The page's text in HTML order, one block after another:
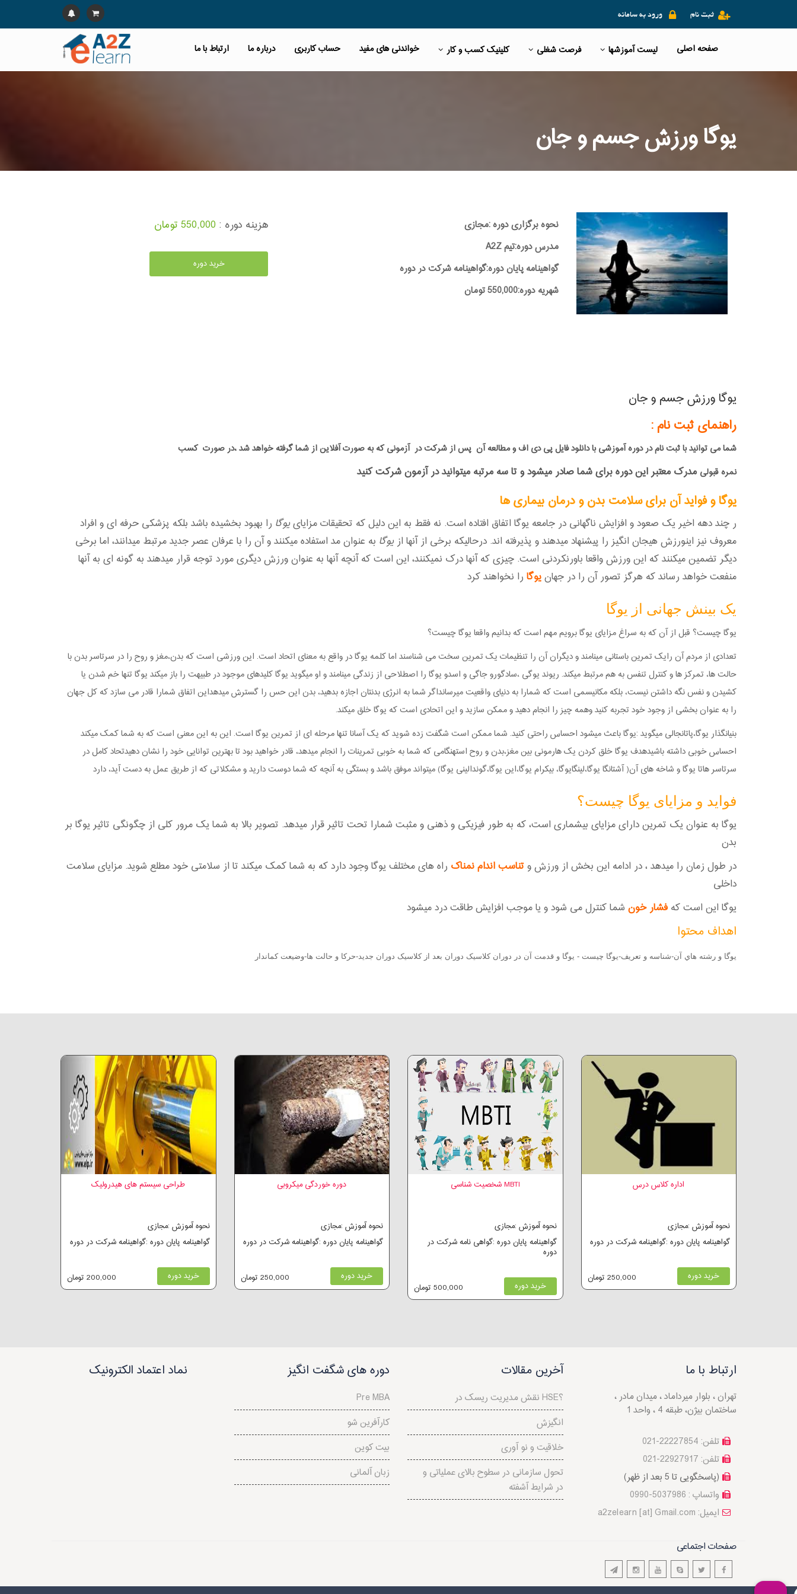
ورود به سامانه ثبت نام
صفحه اصلی لیست آموزشها فرصت شغلی کلینیک کسب و کار خواندنی های مفید حساب کاربری درباره ما ارتباط با ما
یوگا ورزش جسم و جان
نحوه برگزاری دوره :مجازی
مدرس دوره:تیم A2Z
گواهینامه پایان دوره:گواهینامه شرکت در دوره
شهریه دوره:550,000 تومان
هزینه دوره : 550,000 تومان
خرید دوره
یوگا ورزش جسم و جان
راهنمای ثبت نام :
شما می توانید با ثبت نام در دوره آموزشی با دانلود فایل پی دی اف و مطالعه آن پس از شرکت در آزمونی که به صورت آفلاین از شما گرفته خواهد شد ،در صورت کسب
نمره قبولی مدرک معتبر این دوره برای شما صادر میشود و تا سه مرتبه میتوانید در آزمون شرکت کنید
یوگا و فواید آن برای سلامت بدن و درمان بیماری ها
ر چند دهه اخیر یک صعود و افزایش ناگهانی در جامعه یوگا اتفاق افتاده است. نه فقط به این دلیل که تحقیقات مزایاییوگا را بهبود بخشیده باشد بلکه پزشکی حرفه ای و افراد
معروف نیز اینورزش هیجان انگیز را پیشنهاد میدهند و پذیرفته اند. درحالیکه برخی از آنها از یوگا به عنوان مد استفاده میکنند و آن را با عرفان عصر جدید مرتبط میدانند، اما برخی
دیگر تضمین میکنند که این ورزش واقعا باورنکردنی است. چیزی که آنها درک نمیکنند، این است که آنچه آنها به عنوان ورزش دیگری مورد توجه قرار میدهند به گونه ای به آنها
منفعت خواهد رساند که هرگز تصور آن را در جهانیوگا را نخواهند کرد
یک بینش جهانی از یوگا
یوگا چیست؟ قبل از آن که به سراغ مزایای یوگا برویم مهم است که بدانیم واقعا یوگا چیست؟
تعدادی از مردم آن رایک تمرین باستانی مینامند و دیگران آن را تنظیمات یک تمرین سخت می شناسند اما کلمه یوگا در واقع به معنای اتحاد است. این ورزشی است که بدن،مغز و روح را در سرتاسر بدن با
حالت ها، تمرکز ها و کنترل تنفس به هم مرتبط میکند. ریوند یوگی ،سادگورو جاگی و اسدو یوگا را اصطلاحی از زندگی مینامند و او میگوید یوگا کلیدهای موجود در طبیهت را باز میکند یوگا تنها خم شدن یا
کشیدن و نفس نگه داشتن نیست، بلکه مکانیسمی است که شمارا به دنیای واقعیت میرسانداگر شما به انرژی بدنتان اجازه بدهید، بدن این حس را گسترش میدهداین اتفاق شمارا قادر می سازد که کل جهان
را به عنوان بخشی از وجود خود تجربه کنید وهمه چیز را انجام دهید و ممکن سازید و این اتحادی است که یوگا خلق میکند.
بنیانگذار یوگا،پاتانجالی میگوید :یوگا باعث میشود احساس راحتی کنید. شما ممکن است شگفت زده شوید که یک آسانا تنها مرحله ای از تمرین یوگا است. این به این معنی است که به شما کمک میکند
احساس خوبی داشته باشیدهدف یوگا خلق کردن یک هارمونی بین مغز،بدن و روح استهنگامی که شما به خوبی تمرینات را انجام میدهد، قادر خواهید بود تا بهترین توانایی خود را نشان دهیدتحاد کامل در
سرتاسر هاتا یوگا و شاخه های آن( آشتانگا یوگا،لینگایوگا، بیکرام یوگا،این یوگا،گوندالینی یوگا) میتواند موفق باشد و بستگی به آنچه که شما دوست دارید و مشکلاتی که از طریق عمل به دست آید، دارد
فواید و مزایای یوگا چیست؟
یوگا به عنوان یک تمرین دارای مزایای بیشماری است، که به طور فیزیکی و ذهنی و مثبت شمارا تحت تاثیر قرار میدهد. تصویر بالا به شما یک مرور کلی از چگونگی تاثیر یوگا بر
بدن
در طول زمان را میدهد ، در ادامه این بخش از ورزش وتناسب اندامنمناک راه های مختلف یوگا وجود دارد که به شما کمک میکند تا از سلامتی خود مطلع شوید. مزایای سلامت
داخلی
یوگا این است که فشار خون شما کنترل می شود و یا موجب افزایش طاقت درد میشود
اهداف محتوا
یوگا و رشته هاي آن-شناسه و تعریف-یوگا چیست - یوگا و قدمت آن در دوران کلاسیک دوران بعد از کلاسیک دوران جدید-حرکا و حالت ها-وضیعت کماندار
طراحی سیستم های هیدرولیک
نحوه آموزش :مجازی
گواهینامه پایان دوره :گواهینامه شرکت در دوره
خرید دوره 200,000 تومان
دوره خوردگی میکروبی
نحوه آموزش :مجازی
گواهینامه پایان دوره :گواهینامه شرکت در دوره
خرید دوره 250,000 تومان
MBTI شخصیت شناسی
نحوه آموزش :مجازی
گواهینامه پایان دوره :گواهی نامه شرکت در
دوره
خرید دوره 500,000 تومان
اداره کلاس درس
نحوه آموزش :مجازی
گواهینامه پایان دوره :گواهینامه شرکت در دوره
خرید دوره 250,000 تومان
ارتباط با ما
تهران ، بلوار میرداماد ، میدان مادر ،
ساختمان بیژن، طبقه 4 ، واحد 1
تلفن: 22227854-021
تلفن: 22927917-021
(پاسخگویی تا 5 بعد از ظهر)
واتساپ : 5037986-0990
a2zelearn [at] Gmail.com :ایمیل
آخرین مقالات
نقش مدیریت ریسک در HSE؟
انگیزش
خلاقیت و نو آوری
تحول سازمانی در سطوح بالای عملياتی و
در شرايط آشفته
دوره های شگفت انگیز
Pre MBA
کارآفرین شو
بیت کوین
زبان آلمانی
نماد اعتماد الکترونیک
صفحات اجتماعی